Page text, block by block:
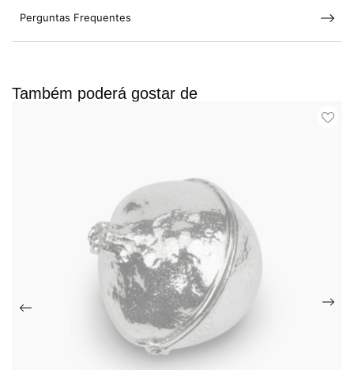
Perguntas Frequentes
Também poderá gostar de